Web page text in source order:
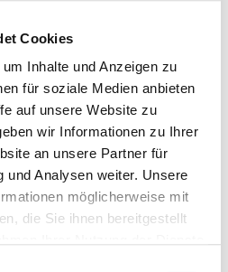
Cookies
Inhalte und Anzeigen zu
für soziale Medien anbieten
auf unsere Website zu
wir Informationen zu Ihrer
an unsere Partner für
und Analysen weiter. Unsere
möglicherweise mit
die Sie ihnen bereitgestellt
melde Dich gerne